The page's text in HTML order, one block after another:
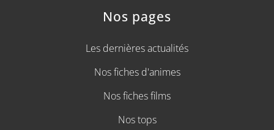
Nos pages
Les dernières actualités
Nos fiches d'animes
Nos fiches films
Nos tops